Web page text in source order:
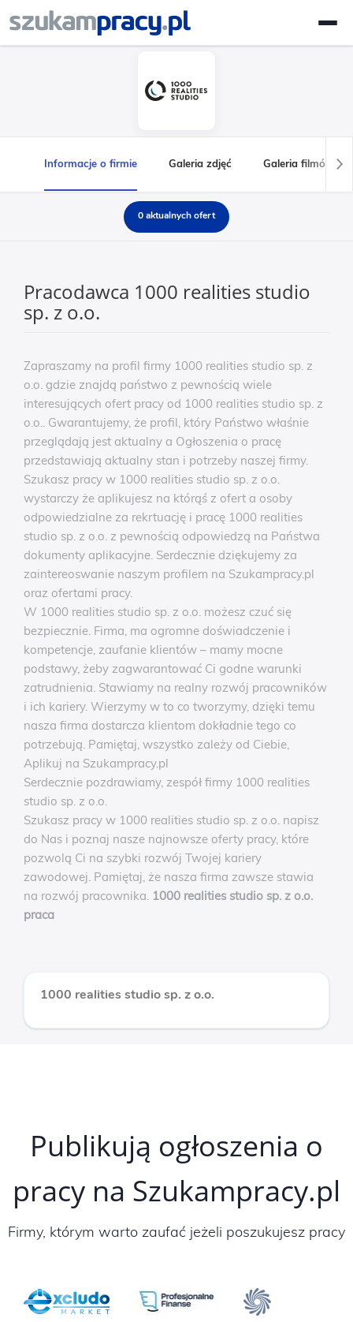
Informacje o firmie Galeria zdjęć Galeria filmów
0 aktualnych ofert
Pracodawca 1000 realities studio
sp. z o.o.
Zapraszamy na profil firmy 1000 realities studio sp. z
o.o. gdzie znajdą państwo z pewnością wiele
interesujących ofert pracy od 1000 realities studio sp. z
o.o.. Gwarantujemy, że profil, który Państwo właśnie
przeglądają jest aktualny a Ogłoszenia o pracę
przedstawiają aktualny stan i potrzeby naszej firmy.
Szukasz pracy w 1000 realities studio sp. z o.o.
wystarczy że aplikujesz na którąś z ofert a osoby
odpowiedzialne za rekrtuację i pracę 1000 realities
studio sp. z o.o. z pewnością odpowiedzą na Państwa
dokumenty aplikacyjne. Serdecznie dziękujemy za
zaintereoswanie naszym profilem na Szukampracy.pl
oraz ofertami pracy.
W 1000 realities studio sp. z o.o. możesz czuć się
bezpiecznie. Firma, ma ogromne doświadczenie i
kompetencje, zaufanie klientów – mamy mocne
podstawy, żeby zagwarantować Ci godne warunki
zatrudnienia. Stawiamy na realny rozwój pracowników
i ich kariery. Wierzymy w to co tworzymy, dzięki temu
nasza firma dostarcza klientom dokładnie tego co
potrzebują. Pamiętaj, wszystko zależy od Ciebie,
Aplikuj na Szukampracy.pl
Serdecznie pozdrawiamy, zespół firmy 1000 realities
studio sp. z o.o.
Szukasz pracy w 1000 realities studio sp. z o.o. napisz
do Nas i poznaj nasze najnowsze oferty pracy, które
pozwolą Ci na szybki rozwój Twojej kariery
zawodowej. Pamiętaj, że nasza firma zawsze stawia
na rozwój pracownika. 1000 realities studio sp. z o.o.
praca
1000 realities studio sp. z o.o.
Publikują ogłoszenia o
pracy na Szukampracy.pl
Firmy, którym warto zaufać jeżeli poszukujesz pracy